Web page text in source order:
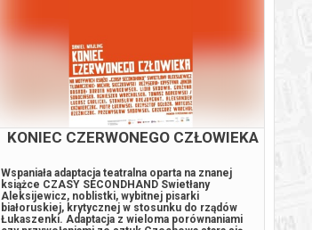
KONIEC CZERWONEGO CZŁOWIEKA
Wspaniała adaptacja teatralna oparta na znanej
książce CZASY SECONDHAND Swietłany
Aleksijewicz, noblistki, wybitnej pisarki
białoruskiej, krytycznej w stosunku do rządów
Łukaszenki. Adaptacja z wieloma porównaniami